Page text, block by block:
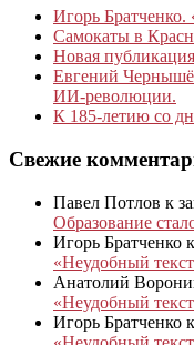
Игорь Братченко.
Самокаты в
Новая публикация
Евгений
ИИ-революции.
К 185‑летию со
Свежие
Павел Потлов к
Образование
Игорь Братченко
«Неудобный
Анатолий
«Неудобный
Игорь Братченко